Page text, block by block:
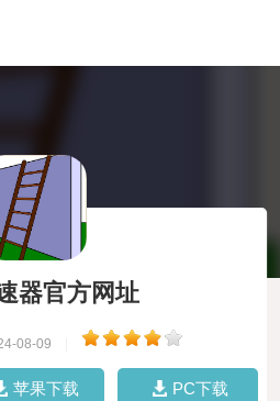
器官方网址
08-09
苹果下载 PC下载